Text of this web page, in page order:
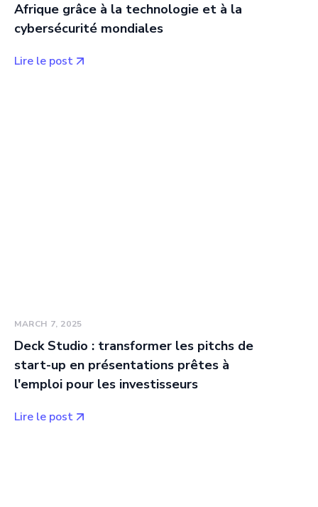
Afrique grâce à la technologie et à la
cybersécurité mondiales
Lire le post
MARCH 7, 2025
Deck Studio : transformer les pitchs de
start-up en présentations prêtes à
l'emploi pour les investisseurs
Lire le post